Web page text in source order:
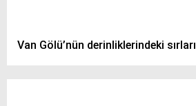
Van Gölü’nün derinliklerindeki sırları